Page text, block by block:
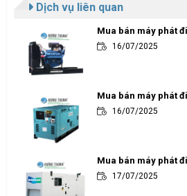
Dịch vụ liên quan
Mua bán máy phát
16/07/2025
Mua bán máy phát
16/07/2025
Mua bán máy phát
17/07/2025